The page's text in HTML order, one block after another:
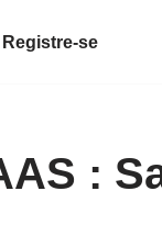
Registre-se
: